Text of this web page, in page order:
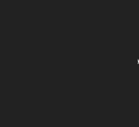
Geschäftsführung Yekta